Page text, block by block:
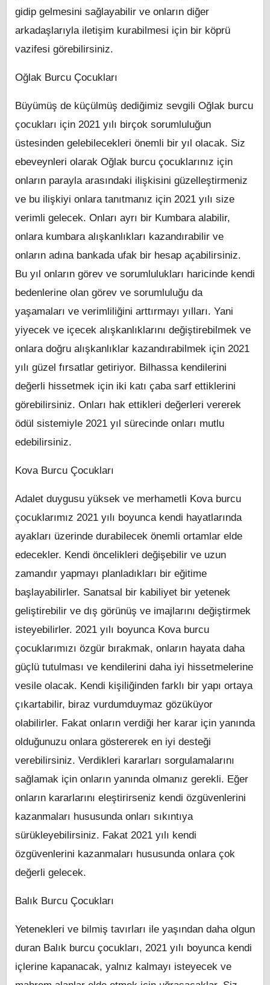
gidip gelmesini sağlayabilir ve onların diğer
arkadaşlarıyla iletişim kurabilmesi için bir köprü
vazifesi görebilirsiniz.
Oğlak Burcu Çocukları
Büyümüş de küçülmüş dediğimiz sevgili Oğlak burcu
çocukları için 2021 yılı birçok sorumluluğun
üstesinden gelebilecekleri önemli bir yıl olacak. Siz
ebeveynleri olarak Oğlak burcu çocuklarınız için
onların parayla arasındaki ilişkisini güzelleştirmeniz
ve bu ilişkiyi onlara tanıtmanız için 2021 yılı size
verimli gelecek. Onları ayrı bir Kumbara alabilir,
onlara kumbara alışkanlıkları kazandırabilir ve
onların adına bankada ufak bir hesap açabilirsiniz.
Bu yıl onların görev ve sorumlulukları haricinde kendi
bedenlerine olan görev ve sorumluluğu da
yaşamaları ve verimliliğini arttırmayı yılları. Yani
yiyecek ve içecek alışkanlıklarını değiştirebilmek ve
onlara doğru alışkanlıklar kazandırabilmek için 2021
yılı güzel fırsatlar getiriyor. Bilhassa kendilerini
değerli hissetmek için iki katı çaba sarf ettiklerini
görebilirsiniz. Onları hak ettikleri değerleri vererek
ödül sistemiyle 2021 yıl sürecinde onları mutlu
edebilirsiniz.
Kova Burcu Çocukları
Adalet duygusu yüksek ve merhametli Kova burcu
çocuklarımız 2021 yılı boyunca kendi hayatlarında
ayakları üzerinde durabilecek önemli ortamlar elde
edecekler. Kendi öncelikleri değişebilir ve uzun
zamandır yapmayı planladıkları bir eğitime
başlayabilirler. Sanatsal bir kabiliyet bir yetenek
geliştirebilir ve dış görünüş ve imajlarını değiştirmek
isteyebilirler. 2021 yılı boyunca Kova burcu
çocuklarımızı özgür bırakmak, onların hayata daha
güçlü tutulması ve kendilerini daha iyi hissetmelerine
vesile olacak. Kendi kişiliğinden farklı bir yapı ortaya
çıkartabilir, biraz vurdumduymaz gözüküyor
olabilirler. Fakat onların verdiği her karar için yanında
olduğunuzu onlara göstererek en iyi desteği
verebilirsiniz. Verdikleri kararları sorgulamalarını
sağlamak için onların yanında olmanız gerekli. Eğer
onların kararlarını eleştirirseniz kendi özgüvenlerini
kazanmaları hususunda onları sıkıntıya
sürükleyebilirsiniz. Fakat 2021 yılı kendi
özgüvenlerini kazanmaları hususunda onlara çok
değerli gelecek.
Balık Burcu Çocukları
Yetenekleri ve bilmiş tavırları ile yaşından daha olgun
duran Balık burcu çocukları, 2021 yılı boyunca kendi
içlerine kapanacak, yalnız kalmayı isteyecek ve